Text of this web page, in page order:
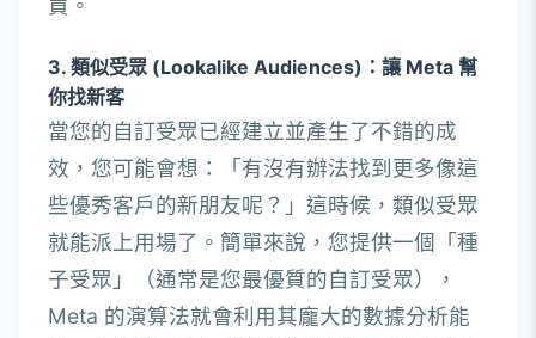
買。
3. 類似受眾 (Lookalike Audiences)：讓 Meta 幫
你找新客
當您的自訂受眾已經建立並產生了不錯的成
效，您可能會想：「有沒有辦法找到更多像這
些優秀客戶的新朋友呢？」這時候，類似受眾
就能派上用場了。簡單來說，您提供一個「種
子受眾」（通常是您最優質的自訂受眾），
Meta 的演算法就會利用其龐大的數據分析能